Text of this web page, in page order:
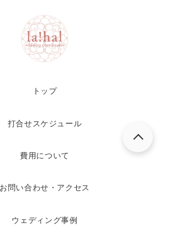
トップ
打合せスケジュール
費用について
お問い合わせ・アクセス
ウェディング事例